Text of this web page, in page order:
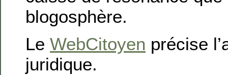
blogosphère.
Le WebCitoyen précise
juridique.